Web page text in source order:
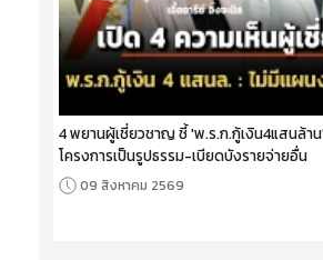
4 พยานผู้เชี่ยวชาญ ชี้ 'พ.ร.ก.กู้เงิน4แสนล้า
โครงการเป็นรูปธรรม-เบียดบังรายจ่ายอื่น
09 สิงหาคม 2569